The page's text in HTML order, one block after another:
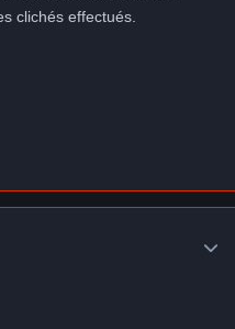
clichés effectués.